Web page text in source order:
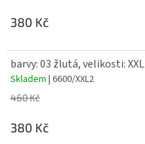
380 Kč
barvy: 03 žlutá, velikosti: XXL
Skladem | 6600/XXL2
460 Kč
380 Kč